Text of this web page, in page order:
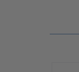
Модель